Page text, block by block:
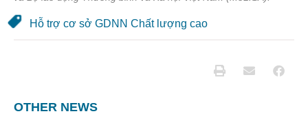
Hỗ trợ cơ sở GDNN Chất lượng cao
OTHER NEWS